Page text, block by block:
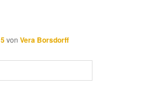
vonVera Borsdorff